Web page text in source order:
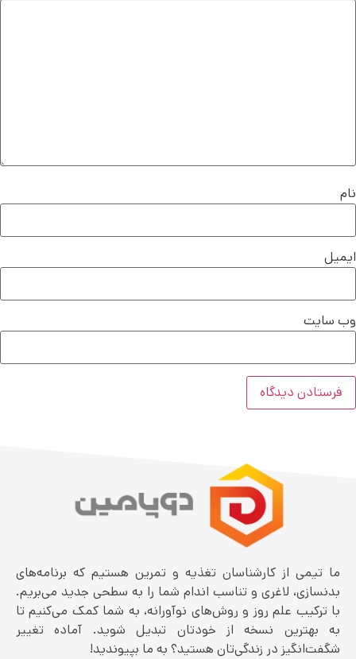
نام
ایمیل
وب‌ سایت
ما تیمی از کارشناسان تغذیه و تمرین هستیم که برنامه‌های
بدنسازی، لاغری و تناسب اندام شما را به سطحی جدید می‌بریم.
با ترکیب علم روز و روش‌های نوآورانه، به شما کمک می‌کنیم تا
به بهترین نسخه از خودتان تبدیل شوید. آماده تغییر
شگفت‌انگیز در زندگی‌تان هستید؟ به ما بپیوندید!